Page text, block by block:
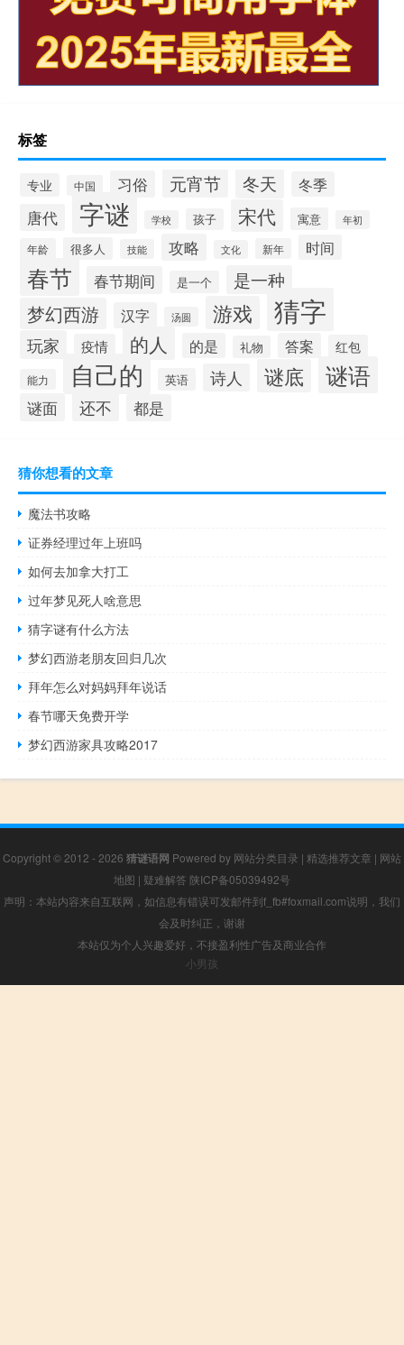
标签
专业 中国 习俗 元宵节 冬天 冬季
唐代 字谜 学校 孩子 宋代 寓意 年初
年龄 很多人 技能 攻略 文化 新年 时间
春节 春节期间 是一个 是一种
梦幻西游 汉字 汤圆 游戏 猜字
玩家 疫情 的人 的是 礼物 答案 红包
能力 自己的 英语 诗人 谜底 谜语
谜面 还不 都是
猜你想看的文章
魔法书攻略
证券经理过年上班吗
如何去加拿大打工
过年梦见死人啥意思
猜字谜有什么方法
梦幻西游老朋友回归几次
拜年怎么对妈妈拜年说话
春节哪天免费开学
梦幻西游家具攻略2017
Copyright © 2012 - 2026 猜谜语网 Powered by 网站分类目录 | 精选推荐文章 | 网站
地图 | 疑难解答 陕ICP备05039492号
声明：本站内容来自互联网，如信息有错误可发邮件到f_fb#foxmail.com说明，我们
会及时纠正，谢谢
本站仅为个人兴趣爱好，不接盈利性广告及商业合作
小男孩